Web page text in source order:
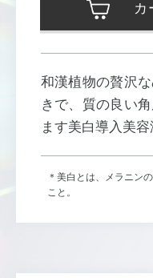
カ
和漢植物の贅沢
きで、質の良い
ます美白導入美容
＊美白とは、メラニン
こと。